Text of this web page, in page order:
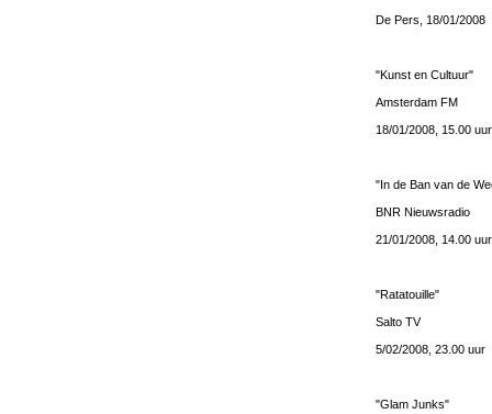
De Pers, 18/01/2008
"Kunst en Cultuur"
Amsterdam FM
18/01/2008, 15.00 uur
"In de Ban van de
BNR Nieuwsradio
21/01/2008, 14.00 uur
"Ratatouille"
Salto TV
5/02/2008, 23.00 uur
"Glam Junks"